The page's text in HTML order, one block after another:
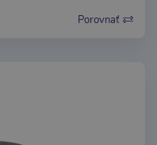
Porovnať